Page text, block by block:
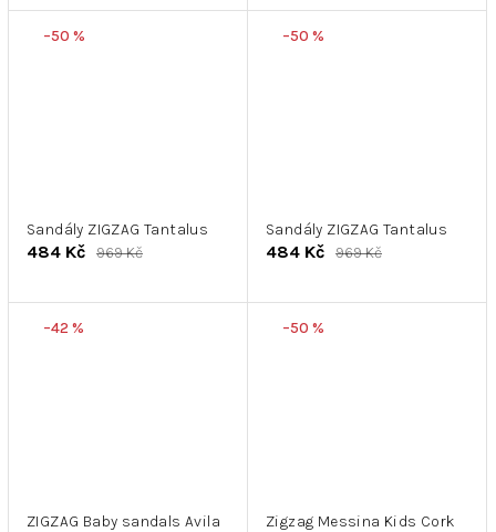
–50 %
Sandály ZIGZAG Tantalus
484 Kč 969 Kč
–50 %
Sandály ZIGZAG Tantalus
484 Kč 969 Kč
–42 %
ZIGZAG Baby sandals Avila
–50 %
Zigzag Messina Kids Cork